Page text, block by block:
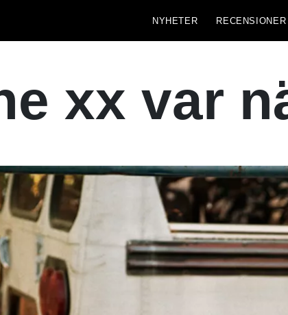
NYHETER RECENSIONER
xx var